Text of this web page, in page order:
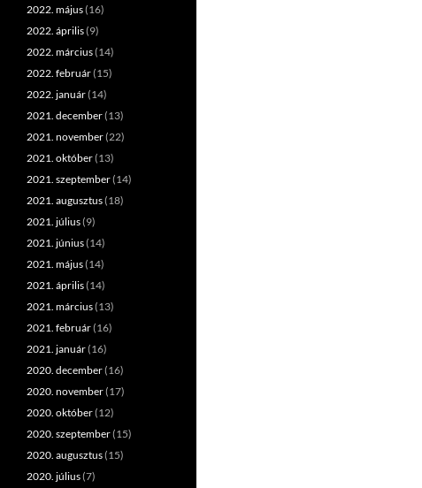
2022. május(16)
2022. április(9)
2022. március(14)
2022. február(15)
2022. január(14)
2021. december(13)
2021. november(22)
2021. október(13)
2021. szeptember(14)
2021. augusztus(18)
2021. július(9)
2021. június(14)
2021. május(14)
2021. április(14)
2021. március(13)
2021. február(16)
2021. január(16)
2020. december(16)
2020. november(17)
2020. október(12)
2020. szeptember(15)
2020. augusztus(15)
2020. július(7)